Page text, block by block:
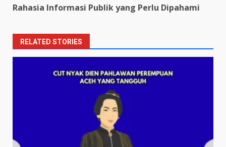
Rahasia Informasi Publik yang Perlu Dipahami
RELATED STORIES